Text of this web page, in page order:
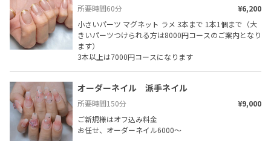
所要時間60分
¥6,200
小さいパーツ マグネット ラメ 3本まで 1本1個まで（大
きいパーツつけられる方は8000円コースのご案内となり
ます）
3本以上は7000円コースになります
オーダーネイル　派手ネイル
所要時間150分
¥9,000
ご新規様はオフ込み料金
お任せ、オーダーネイル6000〜